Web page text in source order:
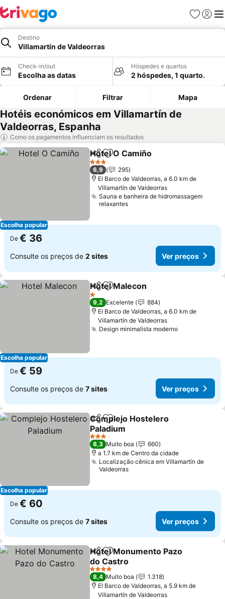
Favoritos
Iniciar
Destino
Villamartín de Valdeorras
Check-in/out
Escolha as datas
Hóspedes e quartos
2 hóspedes, 1 quarto.
Ordenar Filtrar Mapa
Hotéis económicos em Villamartín de
Valdeorras, Espanha
Como os pagamentos influenciam os resultados
Escolha popular
PartilharAdicionar aos favoritos
Hotel O Camiño
3 Estrelas
6,9
295
El Barco de Valdeorras, a 6.0 km de
Villamartín de Valdeorras
Sauna e banheira de hidromassagem
relaxantes
De € 36
Consulte os preços de 2 sites Ver preços
Escolha popular
PartilharAdicionar aos favoritos
Hotel Malecon
1 Estrelas
9,2 Excelente
884
El Barco de Valdeorras, a 6.0 km de
Villamartín de Valdeorras
Design minimalista moderno
De € 59
Consulte os preços de 7 sites Ver preços
Escolha popular
PartilharAdicionar aos favoritos
Complejo Hostelero
Paladium
3 Estrelas
8,3 Muito boa
660
a 1.7 km de Centro da cidade
Localização cênica em Villamartín de
Valdeorras
De € 60
Consulte os preços de 7 sites Ver preços
PartilharAdicionar aos favoritos
Hotel Monumento Pazo
do Castro
4 Estrelas
8,4 Muito boa
1.318
El Barco de Valdeorras, a 5.9 km de
Villamartín de Valdeorras